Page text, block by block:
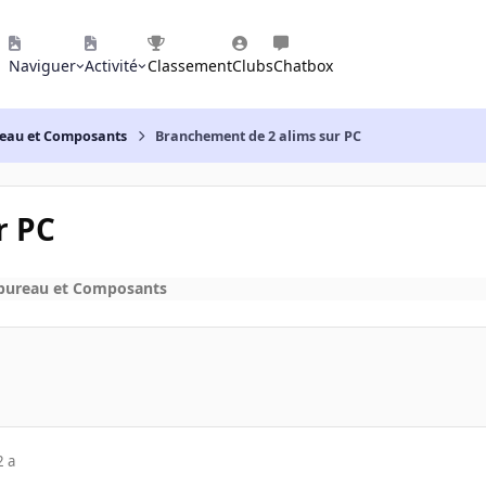
Naviguer Activité ClassementClubsChatbox
et Composants Branchement de 2 alims sur PC
et Composants
a